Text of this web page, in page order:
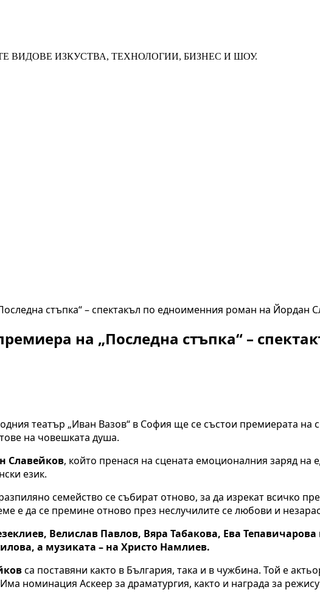
ВИДОВЕ ИЗКУСТВА, ТЕХНОЛОГИИ, БИЗНЕС И ШОУ.
стъпка“ – спектакъл по едноименния роман на Йордан
на „Последна стъпка“ –
театър „Иван Вазов“ в София ще се състои премиерата на
на човешката душа.
Славейков, който пренася на сцената емоционалния заряд
език.
семейство се събират отново, за да изрекат всичко
е да се премине отново през неслучилите се любови и
Велислав Павлов, Вяра Табакова, Ева
а музиката – на Христо Намлиев.
са поставяни както в България, така и в чужбина. Той е
номинация Аскеер за драматургия, както и награда за